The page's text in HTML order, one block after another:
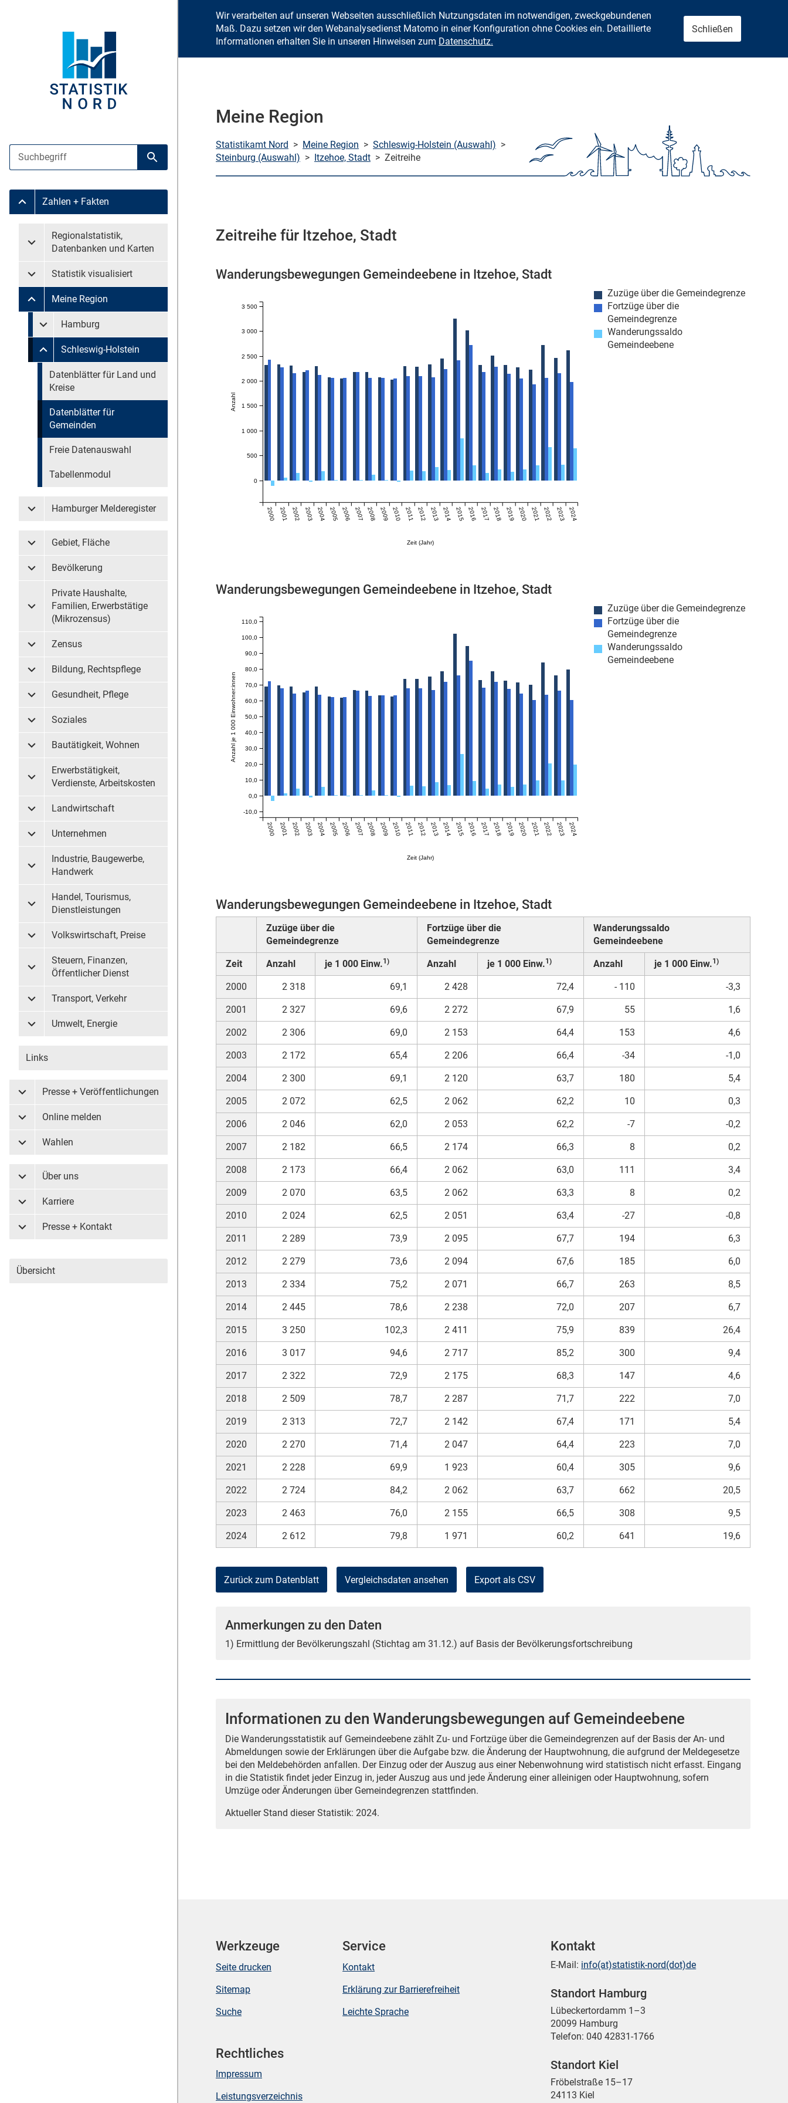
Zum Inhalt springen
Suche
Suche starten
Untermenü Zahlen + Fakten
Zahlen + Fakten
Untermenü überspringen
Untermenü Regionalstatistik, Datenbanken und Karten
Regionalstatistik,
Datenbanken und Karten
Untermenü Statistik visualisiert
Statistik visualisiert
Untermenü Meine Region
Meine Region
Untermenü überspringen
Untermenü Meine Region Hamburg
Hamburg
Untermenü Meine Region Schleswig-Holstein
Schleswig-Holstein
Untermenü überspringen
Datenblätter für Land und
Kreise
Datenblätter für
Gemeinden
Freie Datenauswahl
Tabellenmodul
Untermenü Hamburger Melderegister
Hamburger Melderegister
Untermenü Gebiet, Fläche
Gebiet, Fläche
Untermenü Bevölkerung
Bevölkerung
Untermenü Private Haushalte, Familien, Erwerbstätige (Mikrozensus)
Private Haushalte,
Familien, Erwerbstätige
(Mikrozensus)
Untermenü Zensus
Zensus
Untermenü Bildung, Rechtspflege
Bildung, Rechtspflege
Untermenü Gesundheit, Pflege
Gesundheit, Pflege
Untermenü Soziales
Soziales
Untermenü Bautätigkeit, Wohnen
Bautätigkeit, Wohnen
Untermenü Erwerbstätigkeit, Verdienste, Arbeitskosten
Erwerbstätigkeit,
Verdienste, Arbeitskosten
Untermenü Landwirtschaft
Landwirtschaft
Untermenü Unternehmen
Unternehmen
Untermenü Industrie, Baugewerbe, Handwerk
Industrie, Baugewerbe,
Handwerk
Untermenü Handel, Tourismus, Dienstleistungen
Handel, Tourismus,
Dienstleistungen
Untermenü Volkswirtschaft, Preise
Volkswirtschaft, Preise
Untermenü Steuern, Finanzen, Öffentlicher Dienst
Steuern, Finanzen,
Öffentlicher Dienst
Untermenü Transport, Verkehr
Transport, Verkehr
Untermenü Umwelt, Energie
Umwelt, Energie
Links
Untermenü Presse + Veröffentlichungen
Presse + Veröffentlichungen
Untermenü Online melden
Online melden
Untermenü Wahlen
Wahlen
Untermenü Über uns
Über uns
Untermenü Karriere
Karriere
Untermenü Presse + Kontakt
Presse + Kontakt
Übersicht
Wir verarbeiten auf unseren Webseiten ausschließlich Nutzungsdaten im notwendigen, zweckgebundenen
Maß. Dazu setzen wir den Webanalysedienst Matomo in einer Konfiguration ohne Cookies ein. Detaillierte
Informationen erhalten Sie in unseren Hinweisen zum Datenschutz.
Schließen
Meine Region
Statistikamt Nord > Meine Region > Schleswig-Holstein (Auswahl) >
Steinburg (Auswahl) > Itzehoe, Stadt > Zeitreihe
Zeitreihe für Itzehoe, Stadt
Wanderungsbewegungen Gemeindeebene in Itzehoe, Stadt
Zuzüge über die Gemeindegrenze
Fortzüge über die
Gemeindegrenze
Wanderungssaldo
Gemeindeebene
Zeit (Jahr)
2000 2001 2002 2003 2004 2005 2006 2007 2008 2009 2010 2011 2012 2013 2014 2015 2016 2017 2018 2019 2020 2021 2022 2023 2024
Anzahl
0
500
1 000
1 500
2 000
2 500
3 000
3 500
Wanderungsbewegungen Gemeindeebene in Itzehoe, Stadt
Zuzüge über die Gemeindegrenze
Fortzüge über die
Gemeindegrenze
Wanderungssaldo
Gemeindeebene
Zeit (Jahr)
2000 2001 2002 2003 2004 2005 2006 2007 2008 2009 2010 2011 2012 2013 2014 2015 2016 2017 2018 2019 2020 2021 2022 2023 2024
Anzahl je 1 000 Einwohner:innen
-10,0
0,0
10,0
20,0
30,0
40,0
50,0
60,0
70,0
80,0
90,0
100,0
110,0
Wanderungsbewegungen Gemeindeebene in Itzehoe, Stadt
Zuzüge über die
Gemeindegrenze
Fortzüge über die
Gemeindegrenze
Wanderungssaldo
Gemeindeebene
Zeit Anzahl je 1 000 Einw.1) Anzahl je 1 000 Einw.1) Anzahl je 1 000 Einw.1)
2000 2 318 69,1 2 428 72,4 - 110 -3,3
2001 2 327 69,6 2 272 67,9 55 1,6
2002 2 306 69,0 2 153 64,4 153 4,6
2003 2 172 65,4 2 206 66,4 -34 -1,0
2004 2 300 69,1 2 120 63,7 180 5,4
2005 2 072 62,5 2 062 62,2 10 0,3
2006 2 046 62,0 2 053 62,2 -7 -0,2
2007 2 182 66,5 2 174 66,3 8 0,2
2008 2 173 66,4 2 062 63,0 111 3,4
2009 2 070 63,5 2 062 63,3 8 0,2
2010 2 024 62,5 2 051 63,4 -27 -0,8
2011 2 289 73,9 2 095 67,7 194 6,3
2012 2 279 73,6 2 094 67,6 185 6,0
2013 2 334 75,2 2 071 66,7 263 8,5
2014 2 445 78,6 2 238 72,0 207 6,7
2015 3 250 102,3 2 411 75,9 839 26,4
2016 3 017 94,6 2 717 85,2 300 9,4
2017 2 322 72,9 2 175 68,3 147 4,6
2018 2 509 78,7 2 287 71,7 222 7,0
2019 2 313 72,7 2 142 67,4 171 5,4
2020 2 270 71,4 2 047 64,4 223 7,0
2021 2 228 69,9 1 923 60,4 305 9,6
2022 2 724 84,2 2 062 63,7 662 20,5
2023 2 463 76,0 2 155 66,5 308 9,5
2024 2 612 79,8 1 971 60,2 641 19,6
Zurück zum Datenblatt Vergleichsdaten ansehen Export als CSV
Anmerkungen zu den Daten
1) Ermittlung der Bevölkerungszahl (Stichtag am 31.12.) auf Basis der Bevölkerungsfortschreibung
Informationen zu den Wanderungsbewegungen auf Gemeindeebene
Die Wanderungsstatistik auf Gemeindeebene zählt Zu- und Fortzüge über die Gemeindegrenzen auf der Basis der An- und
Abmeldungen sowie der Erklärungen über die Aufgabe bzw. die Änderung der Hauptwohnung, die aufgrund der Meldegesetze
bei den Meldebehörden anfallen. Der Einzug oder der Auszug aus einer Nebenwohnung wird statistisch nicht erfasst. Eingang
in die Statistik findet jeder Einzug in, jeder Auszug aus und jede Änderung einer alleinigen oder Hauptwohnung, sofern
Umzüge oder Änderungen über Gemeindegrenzen stattfinden.
Aktueller Stand dieser Statistik: 2024.
Werkzeuge
Seite drucken
Sitemap
Suche
Service
Kontakt
Erklärung zur Barrierefreiheit
Leichte Sprache
Rechtliches
Impressum
Leistungsverzeichnis
Kontakt
E-Mail: info(at)statistik-nord(dot)de
Standort Hamburg
Lübeckertordamm 1–3
20099 Hamburg
Telefon: 040 42831-1766
Standort Kiel
Fröbelstraße 15–17
24113 Kiel